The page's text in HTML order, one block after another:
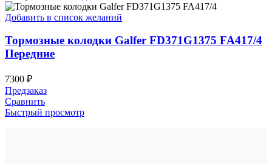
Добавить в список желаний
Тормозные колодки Galfer FD371G1375 FA417/4
Передние
7300 ₽
Предзаказ
Сравнить
Быстрый просмотр